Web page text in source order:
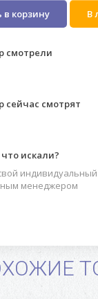
корзину В
смотрели
сейчас смотрят
искали?
менеджером